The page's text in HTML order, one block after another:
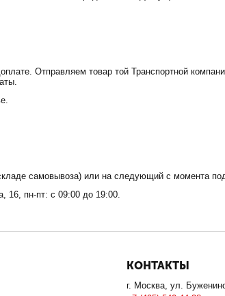
Отправляем товар той Транспортной
самовывоза) или на следующий с момента
16, пн-пт: с 09:00 до 19:00.
КОНТАКТЫ
г. Москва, ул.